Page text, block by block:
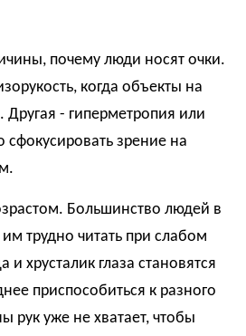
почему люди носят очки.
когда объекты на
- гиперметропия или
сфокусировать зрение на
Большинство людей в
трудно читать при слабом
хрусталик глаза становятся
приспособиться к разного
рук уже не хватает, чтобы